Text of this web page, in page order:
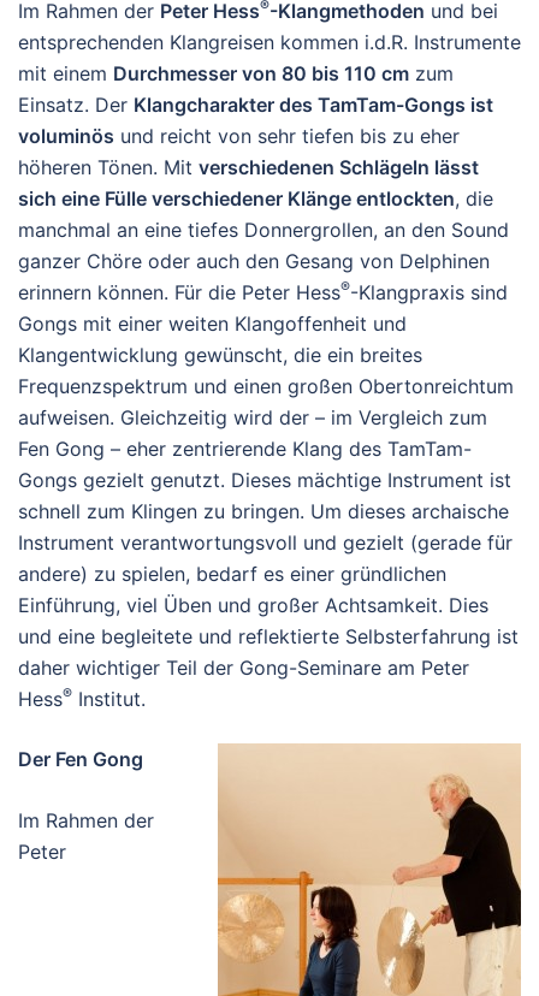
Im Rahmen der Peter Hess®-Klangmethoden und bei
entsprechenden Klangreisen kommen i.d.R. Instrumente
mit einem Durchmesser von 80 bis 110 cm zum
Einsatz. Der Klangcharakter des TamTam-Gongs ist
voluminös und reicht von sehr tiefen bis zu eher
höheren Tönen. Mit verschiedenen Schlägeln lässt
sich eine Fülle verschiedener Klänge entlockten, die
manchmal an eine tiefes Donnergrollen, an den Sound
ganzer Chöre oder auch den Gesang von Delphinen
erinnern können. Für die Peter Hess®-Klangpraxis sind
Gongs mit einer weiten Klangoffenheit und
Klangentwicklung gewünscht, die ein breites
Frequenzspektrum und einen großen Obertonreichtum
aufweisen. Gleichzeitig wird der – im Vergleich zum
Fen Gong – eher zentrierende Klang des TamTam-
Gongs gezielt genutzt. Dieses mächtige Instrument ist
schnell zum Klingen zu bringen. Um dieses archaische
Instrument verantwortungsvoll und gezielt (gerade für
andere) zu spielen, bedarf es einer gründlichen
Einführung, viel Üben und großer Achtsamkeit. Dies
und eine begleitete und reflektierte Selbsterfahrung ist
daher wichtiger Teil der Gong-Seminare am Peter
Hess® Institut.
Der Fen Gong
Im Rahmen der
Peter